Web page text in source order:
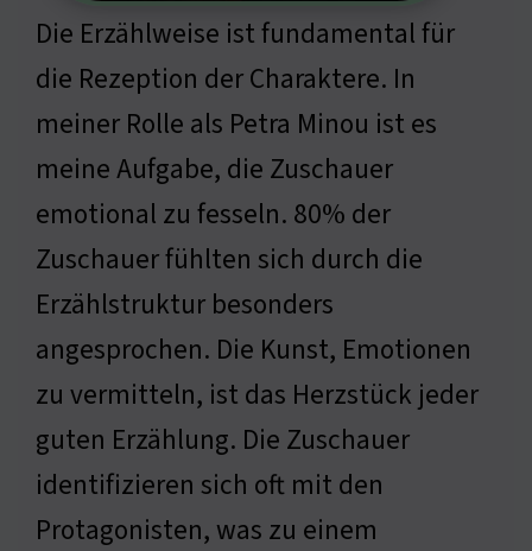
Die Erzählweise ist fundamental für
die Rezeption der Charaktere. In
meiner Rolle als Petra Minou ist es
meine Aufgabe, die Zuschauer
emotional zu fesseln. 80% der
Zuschauer fühlten sich durch die
Erzählstruktur besonders
angesprochen. Die Kunst, Emotionen
zu vermitteln, ist das Herzstück jeder
guten Erzählung. Die Zuschauer
identifizieren sich oft mit den
Protagonisten, was zu einem